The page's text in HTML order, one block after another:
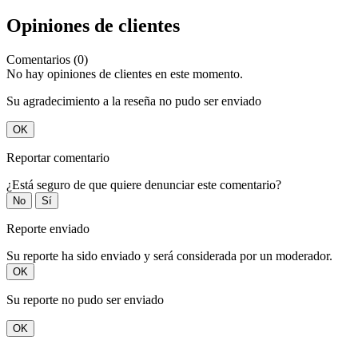
Opiniones de clientes
Comentarios (0)
No hay opiniones de clientes en este momento.
Su agradecimiento a la reseña no pudo ser enviado
OK
Reportar comentario
¿Está seguro de que quiere denunciar este comentario?
No Sí
Reporte enviado
Su reporte ha sido enviado y será considerada por un moderador.
OK
Su reporte no pudo ser enviado
OK